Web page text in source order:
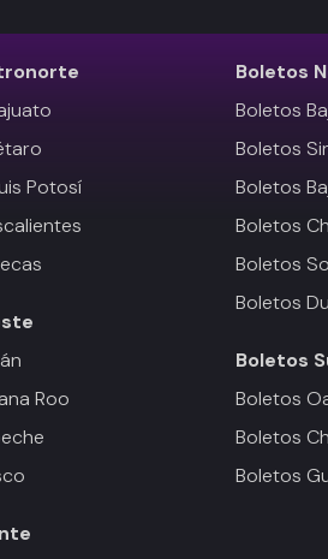
Potosí
Roo
Boletos
Boletos
Boletos
Boletos
Boletos
Boletos
Boletos
Boletos
Boletos
Boletos
Boletos